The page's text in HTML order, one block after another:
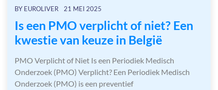
BY EUROLIVER 21 MEI 2025
Is een PMO verplicht of niet? Een
kwestie van keuze in België
PMO Verplicht of Niet Is een Periodiek Medisch
Onderzoek (PMO) Verplicht? Een Periodiek Medisch
Onderzoek (PMO) is een preventief